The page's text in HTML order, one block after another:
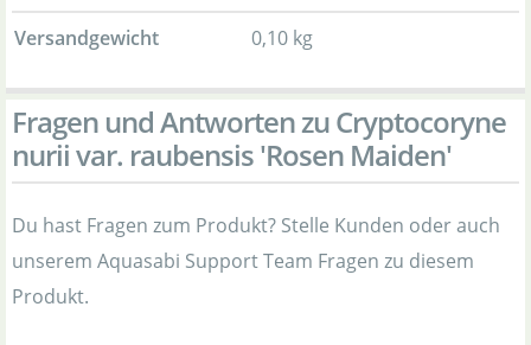
Versandgewicht
0,10 kg
Fragen und Antworten zu Cryptocoryne
nurii var. raubensis 'Rosen Maiden'
Du hast Fragen zum Produkt? Stelle Kunden oder auch
unserem Aquasabi Support Team Fragen zu diesem
Produkt.